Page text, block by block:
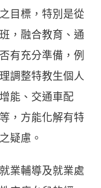
目標，特別是從
，融合教育、通
有充分準備，例
調整特教生個人
能、交通車配
，方能化解有特
疑慮。
業輔導及就業處